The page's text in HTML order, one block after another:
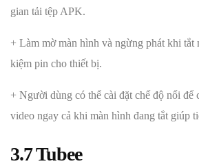
gian tải tệp APK.
+ Làm mờ màn hình và ngừng phát khi tắt
kiệm pin cho thiết bị.
+ Người dùng có thể cài đặt chế độ nổi để
video ngay cả khi màn hình đang tắt giúp
3.7 Tubee